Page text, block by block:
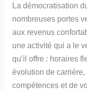
La démocratisation
nombreuses portes
aux revenus
une activité qui a le
qu’il offre : horaires
évolution de
compétences et de